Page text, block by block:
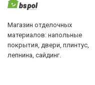
Магазин отделочных
материалов: напольные
покрытия, двери, плинтус,
лепнина, сайдинг.